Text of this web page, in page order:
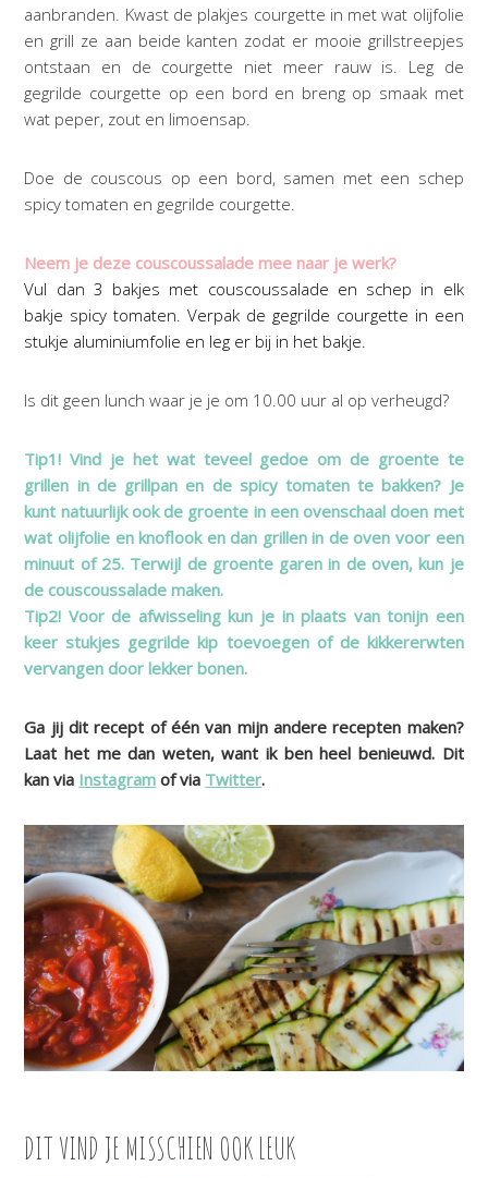
aanbranden. Kwast de plakjes courgette in met wat olijfolie
en grill ze aan beide kanten zodat er mooie grillstreepjes
ontstaan en de courgette niet meer rauw is. Leg de
gegrilde courgette op een bord en breng op smaak met
wat peper, zout en limoensap.
Doe de couscous op een bord, samen met een schep
spicy tomaten en gegrilde courgette.
Neem je deze couscoussalade mee naar je werk?
Vul dan 3 bakjes met couscoussalade en schep in elk
bakje spicy tomaten. Verpak de gegrilde courgette in een
stukje aluminiumfolie en leg er bij in het bakje.
ls dit geen lunch waar je je om 10.00 uur al op verheugd?
Tip1! Vind je het wat teveel gedoe om de groente te
grillen in de grillpan en de spicy tomaten te bakken? Je
kunt natuurlijk ook de groente in een ovenschaal doen met
wat olijfolie en knoflook en dan grillen in de oven voor een
minuut of 25. Terwijl de groente garen in de oven, kun je
de couscoussalade maken.
Tip2! Voor de afwisseling kun je in plaats van tonijn een
keer stukjes gegrilde kip toevoegen of de kikkererwten
vervangen door lekker bonen.
Ga jij dit recept of één van mijn andere recepten maken?
Laat het me dan weten, want ik ben heel benieuwd. Dit
kan via Instagram of via Twitter.
DIT VIND JE MISSCHIEN OOK LEUK